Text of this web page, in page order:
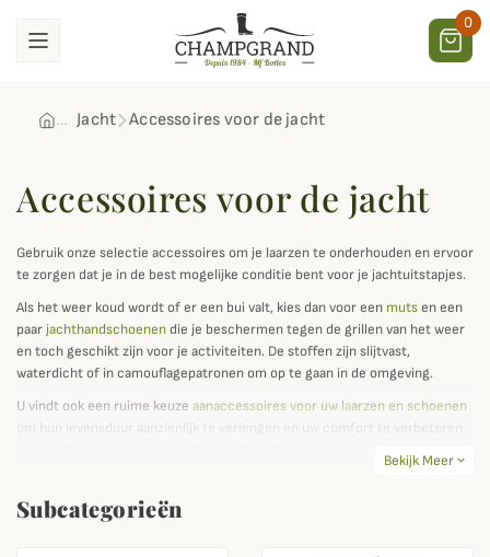
0
Jacht Accessoires voor de jacht
Accessoires voor de jacht
Gebruik onze selectie accessoires om je laarzen te onderhouden en ervoor
te zorgen dat je in de best mogelijke conditie bent voor je jachtuitstapjes.
Als het weer koud wordt of er een bui valt, kies dan voor een mutsen een
paar jachthandschoenendie je beschermen tegen de grillen van het weer
en toch geschikt zijn voor je activiteiten. De stoffen zijn slijtvast,
waterdicht of in camouflagepatronen om op te gaan in de omgeving.
U vindt ook een ruime keuze aanaccessoires voor uw laarzen en schoenen
om hun levensduur aanzienlijk te verlengen en uw comfort te verbeteren,
ongeacht het weer, ongeacht het terrein en ongeacht het soort jacht.
Bekijk Meer expand_more
Subcategorieën